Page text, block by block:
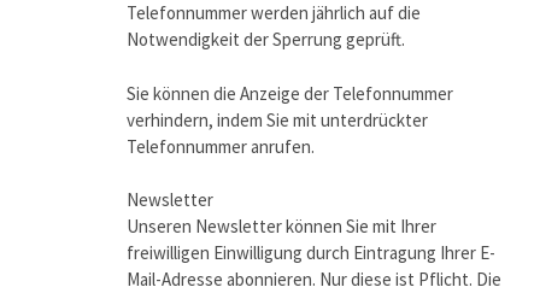
Telefonnummer werden jährlich auf die
Notwendigkeit der Sperrung geprüft.
Sie können die Anzeige der Telefonnummer
verhindern, indem Sie mit unterdrückter
Telefonnummer anrufen.
Newsletter
Unseren Newsletter können Sie mit Ihrer
freiwilligen Einwilligung durch Eintragung Ihrer E-
Mail-Adresse abonnieren. Nur diese ist Pflicht. Die